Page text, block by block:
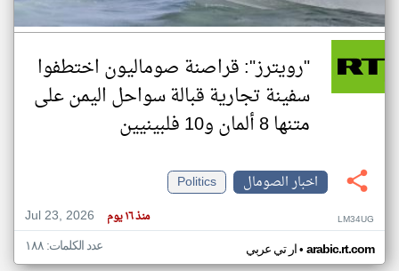
"رويترز": قراصنة صوماليون اختطفوا
سفينة تجارية قبالة سواحل اليمن على
متنها 8 ألمان و10 فلبينيين
اخبار الصومال
Politics
Jul 23, 2026
منذ ١٦ يوم LM34UG
ار تي عربي• arabic.rt.com عدد الكلمات: ١٨٨